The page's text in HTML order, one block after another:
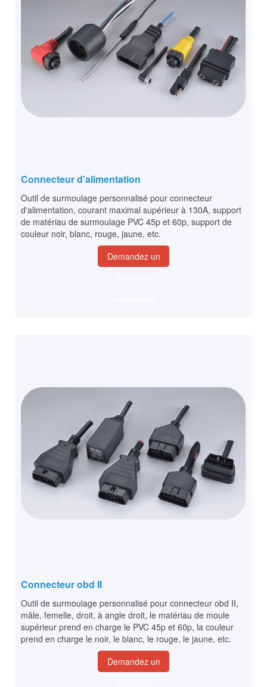
Connecteur d'alimentation
Outil de surmoulage personnalisé pour connecteur
d'alimentation, courant maximal supérieur à 130A, support
de matériau de surmoulage PVC 45p et 60p, support de
couleur noir, blanc, rouge, jaune, etc.
Demandez un
Connecteur obd II
Outil de surmoulage personnalisé pour connecteur obd II,
mâle, femelle, droit, à angle droit, le matériau de moule
supérieur prend en charge le PVC 45p et 60p, la couleur
prend en charge le noir, le blanc, le rouge, le jaune, etc.
Demandez un